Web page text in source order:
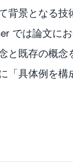
背景となる
では論文に
と既存の概
「具体例を